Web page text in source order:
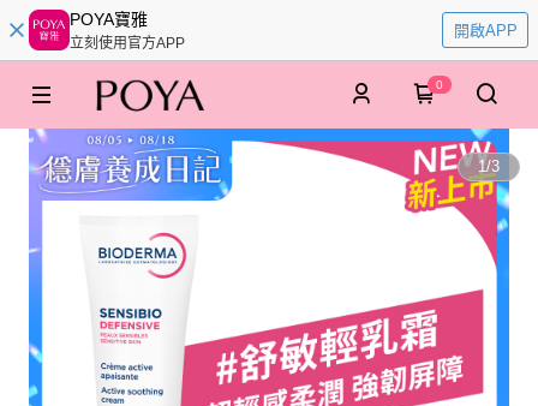
POYA寶雅
立刻使用官方APP
開啟APP
0
1/3